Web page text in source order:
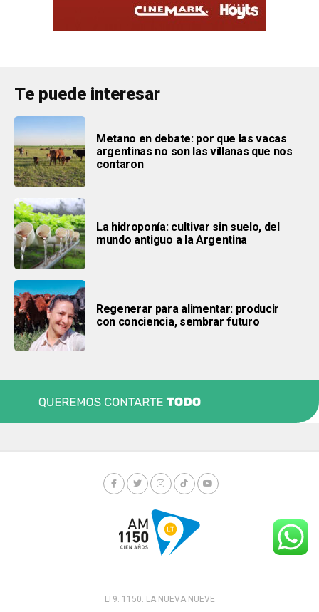
Te puede interesar
Metano en debate: por que las vacas
argentinas no son las villanas que nos
contaron
La hidroponía: cultivar sin suelo, del
mundo antiguo a la Argentina
Regenerar para alimentar: producir
con conciencia, sembrar futuro
LT9. 1150. LA NUEVA NUEVE